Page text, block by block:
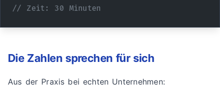
// Zeit: 30 Minuten
Die Zahlen sprechen für sich
Aus der Praxis bei echten Unternehmen: